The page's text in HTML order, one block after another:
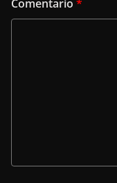
Comentario *